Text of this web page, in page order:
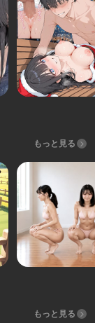
もっと見る
もっと見る